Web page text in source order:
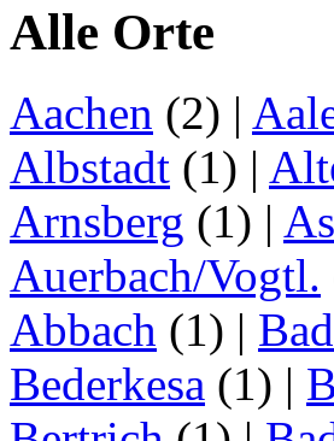
Alle Orte
Aachen (2) |
Albstadt (1) |
Arnsberg (1) |
Auerbach/Vogtl.
Abbach (1) |
Bederkesa (1) |